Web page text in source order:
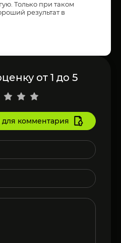
Только при таком
результат в
от 1 до 5
комментария